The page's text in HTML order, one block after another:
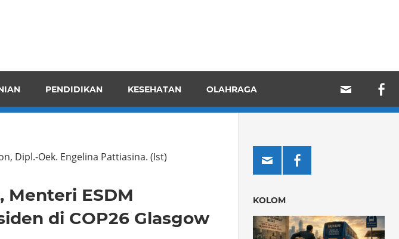
PENDIDIKAN KESEHATAN OLAHRAGA
Dipl.-Oek. Engelina Pattiasina. (Ist)
Menteri ESDM
di COP26 Glasgow
KOLOM